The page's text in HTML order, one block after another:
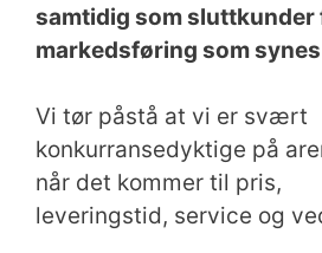
samtidig som sluttkunder
markedsføring som
Vi tør påstå at vi er svært
konkurransedyktige på
når det kommer til pris,
leveringstid, service og